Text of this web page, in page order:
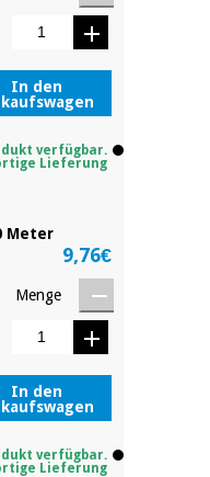
In den
verfügbar.
Lieferung
Meter
9,76€
Menge
In den
verfügbar.
Lieferung